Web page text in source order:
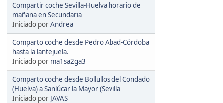
Compartir coche Sevilla-Huelva horario de
mañana en Secundaria
Iniciado porAndrea
Comparto coche desde Pedro Abad-Córdoba
hasta la lantejuela.
Iniciado por ma1sa2ga3
Comparto coche desde Bollullos del Condado
(Huelva) a Sanlúcar la Mayor (Sevilla
Iniciado por JAVAS